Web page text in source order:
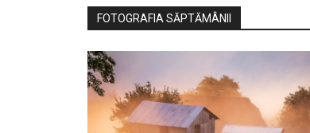
FOTOGRAFIA SĂPTĂMÂNII